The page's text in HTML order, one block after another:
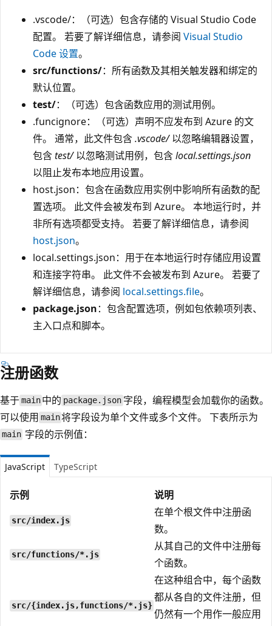
.vscode/：（可选）包含存储的 Visual Studio Code
配置。 若要了解详细信息，请参阅 Visual Studio
Code 设置。
src/functions/：所有函数及其相关触发器和绑定的
默认位置。
test/：（可选）包含函数应用的测试用例。
.funcignore：（可选）声明不应发布到 Azure 的文
件。 通常，此文件包含.vscode/以忽略编辑器设置，
包含test/以忽略测试用例，包含local.settings.json
以阻止发布本地应用设置。
host.json：包含在函数应用实例中影响所有函数的配
置选项。 此文件会被发布到 Azure。 本地运行时，并
非所有选项都受支持。 若要了解详细信息，请参阅
host.json。
local.settings.json：用于在本地运行时存储应用设置
和连接字符串。 此文件不会被发布到 Azure。 若要了
解详细信息，请参阅 local.settings.file。
package.json：包含配置选项，例如包依赖项列表、
主入口点和脚本。
注册函数
基于main 中的 package.json 字段，编程模型会加载你的函数。
可以使用 main将字段设为单个文件或多个文件。 下表所示为
main 字段的示例值：
JavaScript TypeScript
示例 说明
src/index.js
在单个根文件中注册函
数。
src/functions/*.js
从其自己的文件中注册每
个函数。
src/{index.js,functions/*.js}
在这种组合中，每个函数
都从各自的文件注册，但
仍然有一个用作一般应用